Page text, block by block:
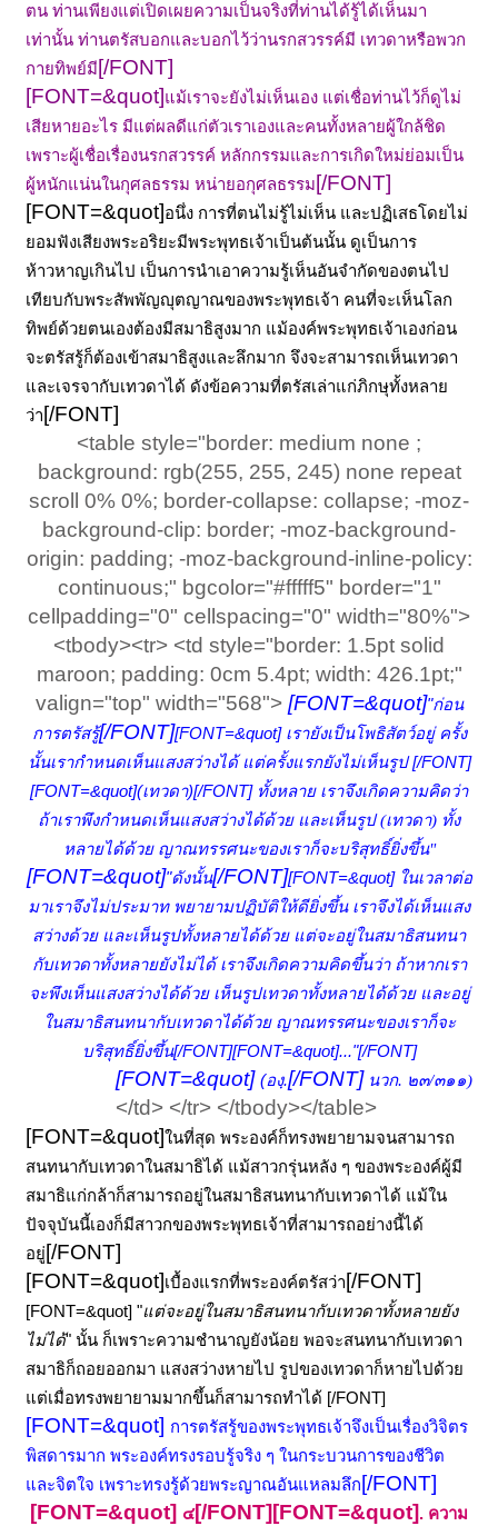
ตน ท่านเพียงแต่เปิดเผยความเป็นจริงที่ท่านได้รู้ได้เห็นมา
เท่านั้น ท่านตรัสบอกและบอกไว้ว่านรกสวรรค์มี เทวดาหรือพวก
กายทิพย์มี [/FONT]
[FONT=&quot]แม้เราจะยังไม่เห็นเอง แต่เชื่อท่านไว้ก็ดูไม่
เสียหายอะไร มีแต่ผลดีแก่ตัวเราเองและคนทั้งหลายผู้ใกล้ชิด
เพราะผู้เชื่อเรื่องนรกสวรรค์ หลักกรรมและการเกิดใหม่ย่อมเป็น
ผู้หนักแน่นในกุศลธรรม หน่ายอกุศลธรรม [/FONT]
[FONT=&quot]อนึ่ง การที่ตนไม่รู้ไม่เห็น และปฏิเสธโดยไม่
ยอมฟังเสียงพระอริยะมีพระพุทธเจ้าเป็นต้นนั้น ดูเป็นการ
ห้าวหาญเกินไป เป็นการนำเอาความรู้เห็นอันจำกัดของตนไป
เทียบกับพระสัพพัญญุตญาณของพระพุทธเจ้า คนที่จะเห็นโลก
ทิพย์ด้วยตนเองต้องมีสมาธิสูงมาก แม้องค์พระพุทธเจ้าเองก่อน
จะตรัสรู้ก็ต้องเข้าสมาธิสูงและลึกมาก จึงจะสามารถเห็นเทวดา
และเจรจากับเทวดาได้ ดังข้อความที่ตรัสเล่าแก่ภิกษุทั้งหลาย
ว่า [/FONT]
<table style="border: medium none ;
background: rgb(255, 255, 245) none repeat
scroll 0% 0%; border-collapse: collapse; -moz-
background-clip: border; -moz-background-
origin: padding; -moz-background-inline-policy:
continuous;" bgcolor="#fffff5" border="1"
cellpadding="0" cellspacing="0" width="80%">
<tbody><tr> <td style="border: 1.5pt solid
maroon; padding: 0cm 5.4pt; width: 426.1pt;"
valign="top" width="568"> [FONT=&quot]"ก่อน
การตรัสรู้[/FONT][FONT=&quot] เรายังเป็นโพธิสัตว์อยู่ ครั้ง
นั้นเรากำหนดเห็นแสงสว่างได้ แต่ครั้งแรกยังไม่เห็นรูป [/FONT]
[FONT=&quot](เทวดา)[/FONT] ทั้งหลาย เราจึงเกิดความคิดว่า
ถ้าเราพึงกำหนดเห็นแสงสว่างได้ด้วย และเห็นรูป (เทวดา) ทั้ง
หลายได้ด้วย ญาณทรรศนะของเราก็จะบริสุทธิ์ยิ่งขึ้น"
[FONT=&quot]"ดังนั้น[/FONT][FONT=&quot] ในเวลาต่อ
มาเราจึงไม่ประมาท พยายามปฏิบัติให้ดียิ่งขึ้น เราจึงได้เห็นแสง
สว่างด้วย และเห็นรูปทั้งหลายได้ด้วย แต่จะอยู่ในสมาธิสนทนา
กับเทวดาทั้งหลายยังไม่ได้ เราจึงเกิดความคิดขึ้นว่า ถ้าหากเรา
จะพึงเห็นแสงสว่างได้ด้วย เห็นรูปเทวดาทั้งหลายได้ด้วย และอยู่
ในสมาธิสนทนากับเทวดาได้ด้วย ญาณทรรศนะของเราก็จะ
บริสุทธิ์ยิ่งขึ้น[/FONT][FONT=&quot]..."[/FONT]
[FONT=&quot] (องฺ.[/FONT] นวก. ๒๓/๓๑๑)
</td> </tr> </tbody></table> ​
[FONT=&quot]ในที่สุด พระองค์ก็ทรงพยายามจนสามารถ
สนทนากับเทวดาในสมาธิได้ แม้สาวกรุ่นหลัง ๆ ของพระองค์ผู้มี
สมาธิแก่กล้าก็สามารถอยู่ในสมาธิสนทนากับเทวดาได้ แม้ใน
ปัจจุบันนี้เองก็มีสาวกของพระพุทธเจ้าที่สามารถอย่างนี้ได้
อยู่ [/FONT]
[FONT=&quot]เบื้องแรกที่พระองค์ตรัสว่า [/FONT]
[FONT=&quot] "แต่จะอยู่ในสมาธิสนทนากับเทวดาทั้งหลายยัง
ไม่ได้" นั้น ก็เพราะความชำนาญยังน้อย พอจะสนทนากับเทวดา
สมาธิก็ถอยออกมา แสงสว่างหายไป รูปของเทวดาก็หายไปด้วย
แต่เมื่อทรงพยายามมากขึ้นก็สามารถทำได้ [/FONT]
[FONT=&quot] การตรัสรู้ของพระพุทธเจ้าจึงเป็นเรื่องวิจิตร
พิสดารมาก พระองค์ทรงรอบรู้จริง ๆ ในกระบวนการของชีวิต
และจิตใจ เพราะทรงรู้ด้วยพระญาณอันแหลมลึก [/FONT]
[FONT=&quot] ๔[/FONT] [FONT=&quot] . ความ